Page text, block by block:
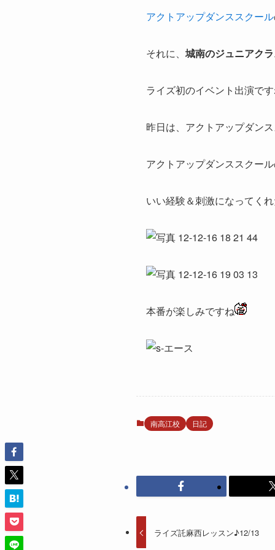
アクトアップダンススクール
それに、 城南のジュニアク
ライズ初のイベント出演で
昨日は、アクトアップダン
アクトアップダンススクー
いい経験＆刺激になってく
本番が楽しみですね
南高江校 日記
ライズ託麻西レッスン♪12/13